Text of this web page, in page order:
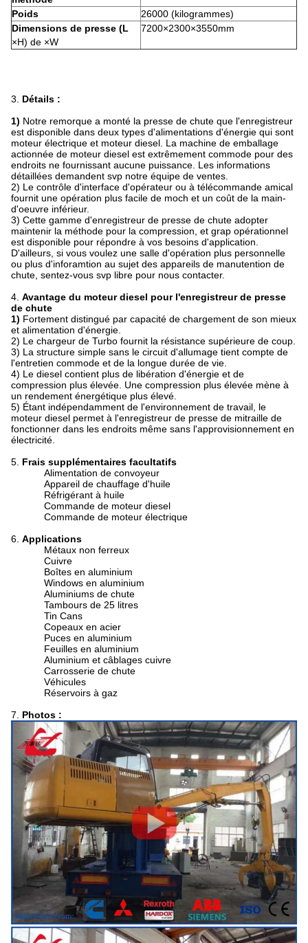
Poids
26000 (kilogrammes)
Dimensions de presse (L
×H) de ×W
7200×2300×3550mm
3. Détails :
1) Notre remorque a monté la presse de chute que l'enregistreur
est disponible dans deux types d'alimentations d'énergie qui sont
moteur électrique et moteur diesel. La machine de emballage
actionnée de moteur diesel est extrêmement commode pour des
endroits ne fournissant aucune puissance. Les informations
détaillées demandent svp notre équipe de ventes.
2) Le contrôle d'interface d'opérateur ou à télécommande amical
fournit une opération plus facile de moch et un coût de la main-
d'oeuvre inférieur.
3) Cette gamme d'enregistreur de presse de chute adopter
maintenir la méthode pour la compression, et grap opérationnel
est disponible pour répondre à vos besoins d'application.
D'ailleurs, si vous voulez une salle d'opération plus personnelle
ou plus d'inforamtion au sujet des appareils de manutention de
chute, sentez-vous svp libre pour nous contacter.
4. Avantage du moteur diesel pour l'enregistreur de presse
de chute
1) Fortement distingué par capacité de chargement de son mieux
et alimentation d'énergie.
2) Le chargeur de Turbo fournit la résistance supérieure de coup.
3) La structure simple sans le circuit d'allumage tient compte de
l'entretien commode et de la longue durée de vie.
4) Le diesel contient plus de libération d'énergie et de
compression plus élevée. Une compression plus élevée mène à
un rendement énergétique plus élevé.
5) Étant indépendamment de l'environnement de travail, le
moteur diesel permet à l'enregistreur de presse de mitraille de
fonctionner dans les endroits même sans l'approvisionnement en
électricité.
5. Frais supplémentaires facultatifs
Alimentation de convoyeur
Appareil de chauffage d'huile
Réfrigérant à huile
Commande de moteur diesel
Commande de moteur électrique
6. Applications
Métaux non ferreux
Cuivre
Boîtes en aluminium
Windows en aluminium
Aluminiums de chute
Tambours de 25 litres
Tin Cans
Copeaux en acier
Puces en aluminium
Feuilles en aluminium
Aluminium et câblages cuivre
Carrosserie de chute
Véhicules
Réservoirs à gaz
7. Photos :